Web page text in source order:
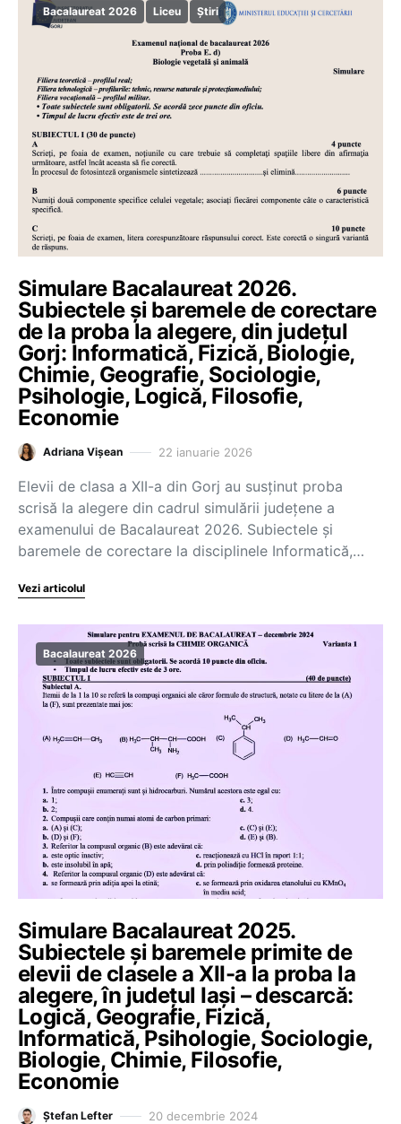
Bacalaureat 2026 Liceu Știri
Simulare Bacalaureat 2026.
Subiectele și baremele de corectare
de la proba la alegere, din județul
Gorj: Informatică, Fizică, Biologie,
Chimie, Geografie, Sociologie,
Psihologie, Logică, Filosofie,
Economie
Adriana Vișean 22 ianuarie 2026
Elevii de clasa a XII-a din Gorj au susținut proba
scrisă la alegere din cadrul simulării județene a
examenului de Bacalaureat 2026. Subiectele și
baremele de corectare la disciplinele Informatică,…
Vezi articolul
Bacalaureat 2026
Simulare Bacalaureat 2025.
Subiectele și baremele primite de
elevii de clasele a XII-a la proba la
alegere, în județul Iași – descarcă:
Logică, Geografie, Fizică,
Informatică, Psihologie, Sociologie,
Biologie, Chimie, Filosofie,
Economie
Ștefan Lefter 20 decembrie 2024